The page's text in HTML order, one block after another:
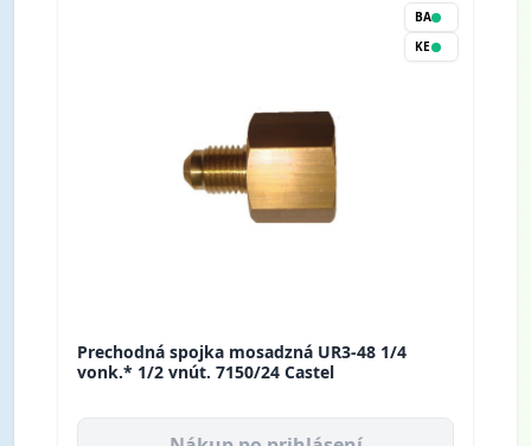
BA
KE
Prechodná spojka mosadzná UR3-48 1/4
vonk.* 1/2 vnút. 7150/24 Castel